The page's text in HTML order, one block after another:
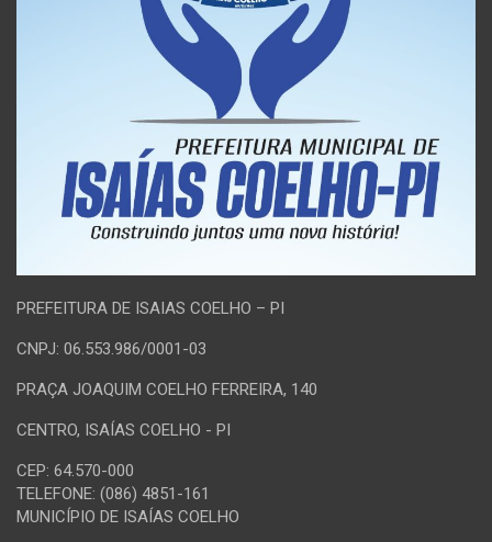
PREFEITURA DE ISAIAS COELHO – PI
CNPJ: 06.553.986/0001-03
PRAÇA JOAQUIM COELHO FERREIRA, 140
CENTRO, ISAÍAS COELHO - PI
CEP: 64.570-000
TELEFONE: (086) 4851-161
MUNICÍPIO DE ISAÍAS COELHO